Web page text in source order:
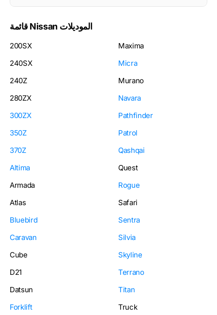
قائمة Nissan الموديلات
200SX
240SX
240Z
280ZX
300ZX
350Z
370Z
Altima
Armada
Atlas
Bluebird
Caravan
Cube
D21
Datsun
Forklift
Maxima
Micra
Murano
Navara
Pathfinder
Patrol
Qashqai
Quest
Rogue
Safari
Sentra
Silvia
Skyline
Terrano
Titan
Truck